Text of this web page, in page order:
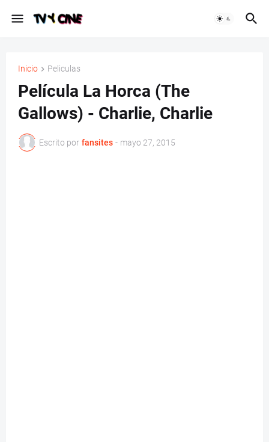
Inicio Peliculas
Película La Horca (The
Gallows) - Charlie, Charlie
Escrito por fansites - mayo 27, 2015